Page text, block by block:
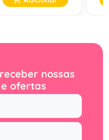
nossas
ofertas